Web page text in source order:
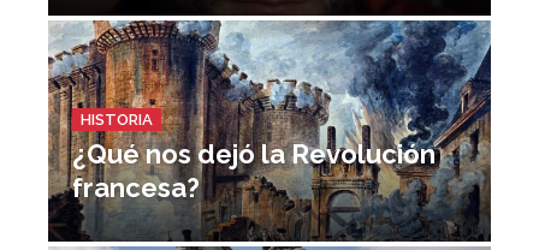
HISTORIA
¿Qué nos dejó la Revolución
francesa?